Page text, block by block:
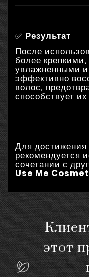
✅ Результат
После
более
увлажненными
эффективно
волос,
способствует
Для достижения
рекомендуется
сочетании с
Use Me
этот